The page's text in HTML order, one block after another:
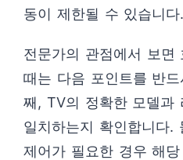
동이 제한될 수 있습니다.
전문가의 관점에서 보면
때는 다음 포인트를 반
째, TV의 정확한 모델과
일치하는지 확인합니다.
제어가 필요한 경우 해